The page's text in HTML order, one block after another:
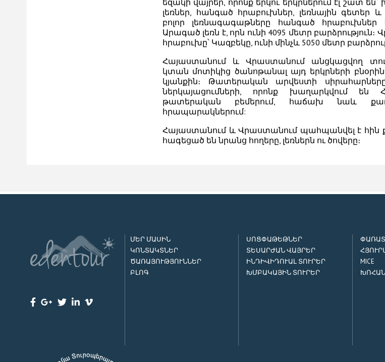
լեռներ, հանգած հրաբուխներ, լեռնային գետեր
բոլոր լեռնագագաթները հանգած
Արագած լեռն է, որն ունի 4095 մետր
հրաբուխը՝ Կազբեկը, ունի մինչև 5050 մետր
Հայաստանում և Վրաստանում անցկացվող
կտան մոտիկից ծանոթանալ այդ երկրների
կյանքին։ Թատերական արվեստի
ներկայացումների, որոնք խաղարկվում
թատերական բեմերում, հաճախ նաև
հրապարակներում:
Հայաստանում և Վրաստանում պահպանվել է հին
հագեցած են նրանց հողերը, լեռներն ու ծովերը։
ՄԵՐ ՄԱՍԻՆ
ԿՈՆՏԱԿՏՆԵՐ
ԾԱՌԱՅՈՒԹՅՈՒՆՆԵՐ
ԲԼՈԳ
ՍՈՑՓԱԹԵԹՆԵՐ
ՏԵՍԱՐԺԱՆ ՎԱՅՐԵՐ
ԻՆԴԻՎԻԴՈՒԱԼ ՏՈՒՐԵՐ
ԽՄԲԱԿԱՅԻՆ ՏՈՒՐԵՐ
MICE